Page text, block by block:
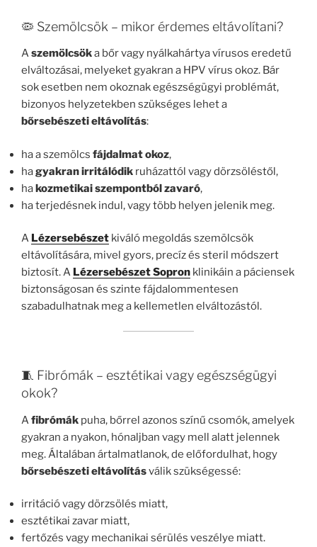
🦠 Szemölcsök – mikor érdemes eltávolítani?
Aszemölcsöka bőr vagy nyálkahártya vírusos eredetű
elváltozásai, melyeket gyakran a HPV vírus okoz. Bár
sok esetben nem okoznak egészségügyi problémát,
bizonyos helyzetekben szükséges lehet a
bőrsebészeti eltávolítás:
ha a szemölcs fájdalmat okoz,
hagyakran irritálódik ruházattól vagy dörzsöléstől,
hakozmetikai szempontból zavaró,
ha terjedésnek indul, vagy több helyen jelenik meg.
A Lézersebészet kiváló megoldás szemölcsök
eltávolítására, mivel gyors, precíz és steril módszert
biztosít. A Lézersebészet Sopron klinikáin a páciensek
biztonságosan és szinte fájdalommentesen
szabadulhatnak meg a kellemetlen elváltozástól.
🧵 Fibrómák – esztétikai vagy egészségügyi
okok?
Afibrómák puha, bőrrel azonos színű csomók, amelyek
gyakran a nyakon, hónaljban vagy mell alatt jelennek
meg. Általában ártalmatlanok, de előfordulhat, hogy
bőrsebészeti eltávolításválik szükségessé:
irritáció vagy dörzsölés miatt,
esztétikai zavar miatt,
fertőzés vagy mechanikai sérülés veszélye miatt.